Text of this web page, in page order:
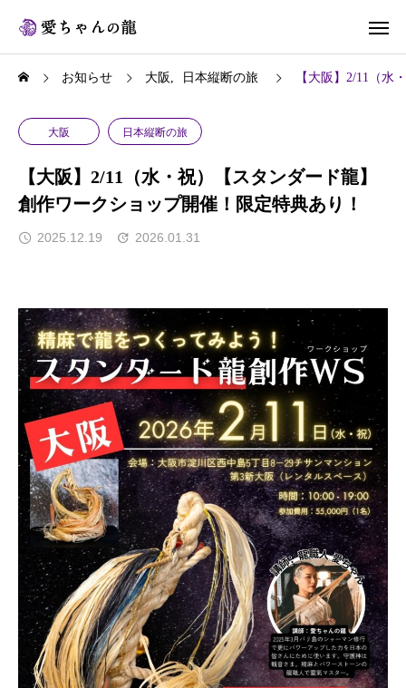
お知らせ 大阪 日本縦断の旅 【大阪】2/11（水
大阪 日本縦断の旅
【大阪】2/11（水・祝）【スタンダード龍】
創作ワークショップ開催！限定特典あり！
2025.12.19 2026.01.31